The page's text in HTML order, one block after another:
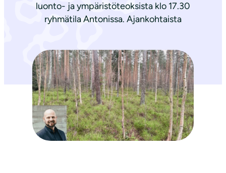
luonto- ja ympäristöteoksista klo 17.30
ryhmätila Antonissa. Ajankohtaista